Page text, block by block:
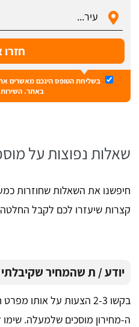
בשליחת הטופס הינכם מאשרים
באתר. השירות
שאלות נפוצות על
חיפשנו את השאלות שחוזרות
קצרות שיעזרו לכם לקבל
יודע / ת שהמחיר שקיבלתי
בקשו 2-3 הצעות על אותו
ה-מחירון מוסכים שלמעלה.